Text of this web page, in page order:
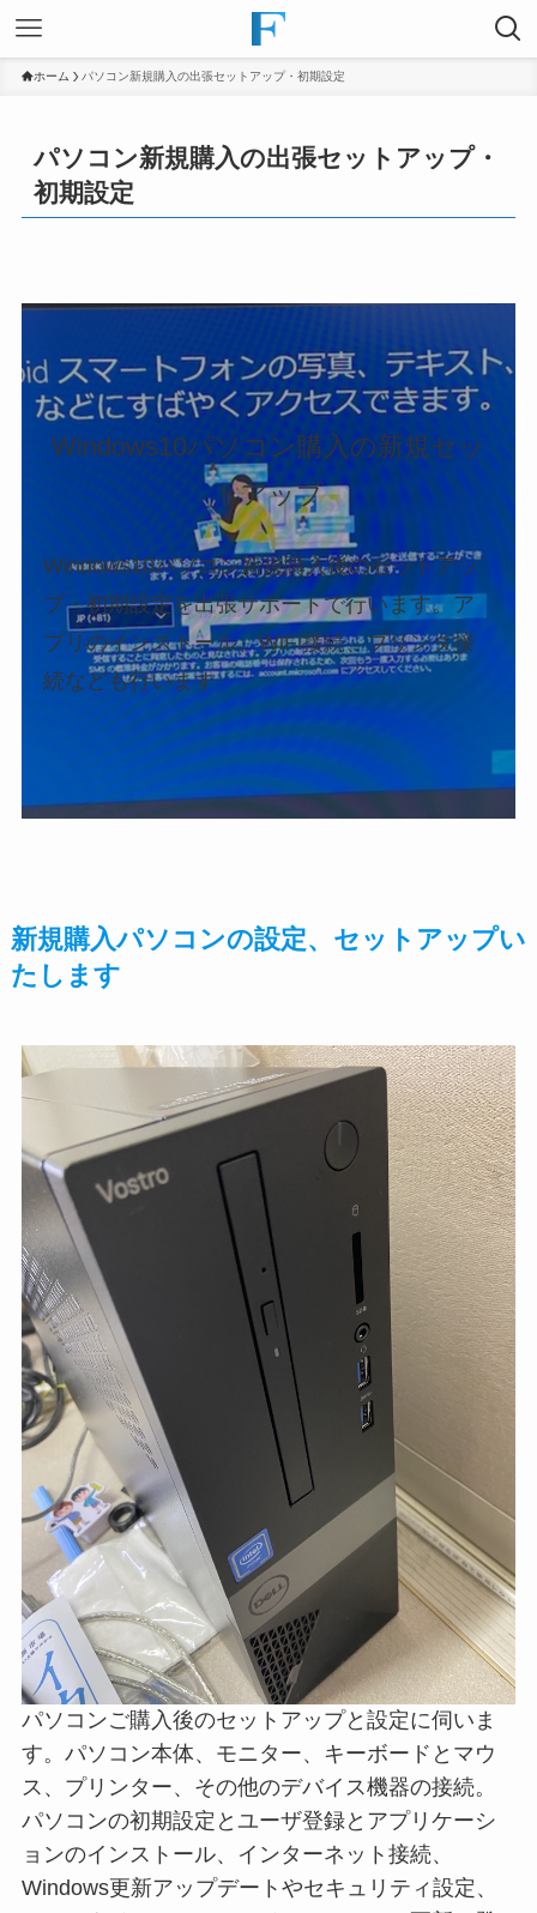
ホーム パソコン新規購入の出張セットアップ・初期設定
パソコン新規購入の出張セットアップ・
初期設定
Windows10パソコン購入の新規セッ
トアップ
Windows10パソコン新規購入後のセットアッ
プ・初期設定を出張サポートで行います。ア
プリのインストール、WiFi接続、プリンタ接
続なども行います
新規購入パソコンの設定、セットアップい
たします
パソコンご購入後のセットアップと設定に伺いま
す。パソコン本体、モニター、キーボードとマウ
ス、プリンター、その他のデバイス機器の接続。
パソコンの初期設定とユーザ登録とアプリケーシ
ョンのインストール、インターネット接続、
Windows更新アップデートやセキュリティ設定、